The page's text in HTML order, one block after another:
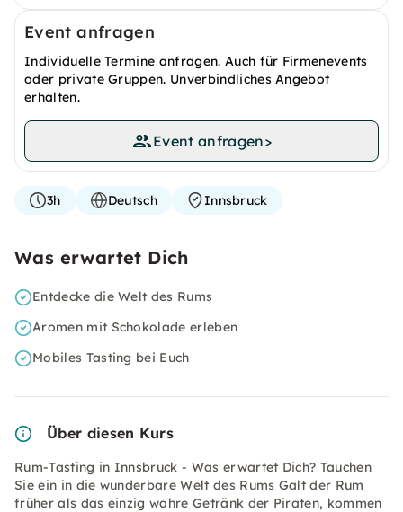
Event anfragen
Individuelle Termine anfragen. Auch für Firmenevents
oder private Gruppen. Unverbindliches Angebot
erhalten.
Event anfragen>
3h Deutsch Innsbruck
Was erwartet Dich
Entdecke die Welt des Rums
Aromen mit Schokolade erleben
Mobiles Tasting bei Euch
Über diesen Kurs
Rum-Tasting in Innsbruck - Was erwartet Dich? Tauchen
Sie ein in die wunderbare Welt des Rums Galt der Rum
früher als das einzig wahre Getränk der Piraten, kommen